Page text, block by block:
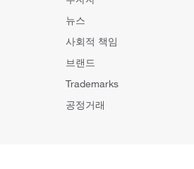
뉴스
사회적 책임
브랜드
Trademarks
공정거래